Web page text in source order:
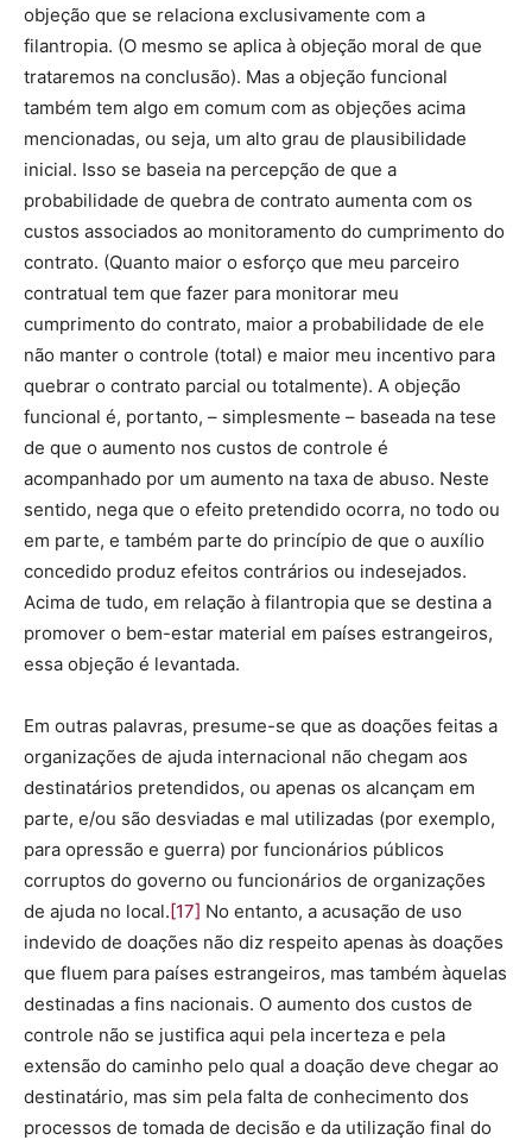
objeção que se relaciona exclusivamente com a
filantropia. (O mesmo se aplica à objeção moral de que
trataremos na conclusão). Mas a objeção funcional
também tem algo em comum com as objeções acima
mencionadas, ou seja, um alto grau de plausibilidade
inicial. Isso se baseia na percepção de que a
probabilidade de quebra de contrato aumenta com os
custos associados ao monitoramento do cumprimento do
contrato. (Quanto maior o esforço que meu parceiro
contratual tem que fazer para monitorar meu
cumprimento do contrato, maior a probabilidade de ele
não manter o controle (total) e maior meu incentivo para
quebrar o contrato parcial ou totalmente). A objeção
funcional é, portanto, – simplesmente – baseada na tese
de que o aumento nos custos de controle é
acompanhado por um aumento na taxa de abuso. Neste
sentido, nega que o efeito pretendido ocorra, no todo ou
em parte, e também parte do princípio de que o auxílio
concedido produz efeitos contrários ou indesejados.
Acima de tudo, em relação à filantropia que se destina a
promover o bem-estar material em países estrangeiros,
essa objeção é levantada.
Em outras palavras, presume-se que as doações feitas a
organizações de ajuda internacional não chegam aos
destinatários pretendidos, ou apenas os alcançam em
parte, e/ou são desviadas e mal utilizadas (por exemplo,
para opressão e guerra) por funcionários públicos
corruptos do governo ou funcionários de organizações
de ajuda no local.[17] No entanto, a acusação de uso
indevido de doações não diz respeito apenas às doações
que fluem para países estrangeiros, mas também àquelas
destinadas a fins nacionais. O aumento dos custos de
controle não se justifica aqui pela incerteza e pela
extensão do caminho pelo qual a doação deve chegar ao
destinatário, mas sim pela falta de conhecimento dos
processos de tomada de decisão e da utilização final do